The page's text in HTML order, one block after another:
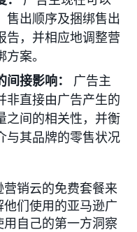
售出顺序及捆绑售出
告，并相应地调整营
案。
接影响：
广告主
非直接由广告产生的
之间的相关性，并衡
与其品牌的零售状况
销云的免费套餐来
们使用的亚马逊广
自己的第一方洞察